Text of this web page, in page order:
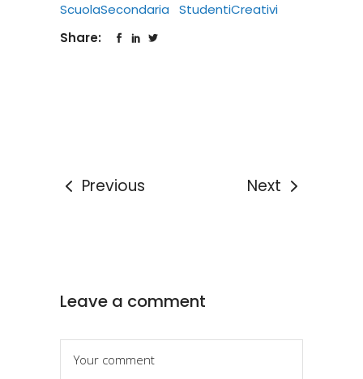
ScuolaSecondaria
StudentiCreativi
Share:
Previous Next
Leave a comment